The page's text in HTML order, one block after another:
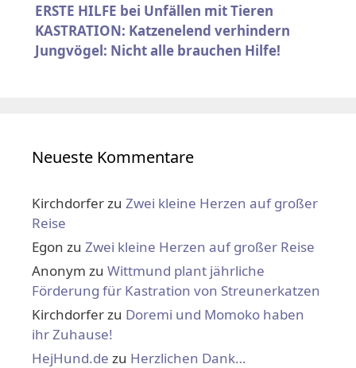
ERSTE HILFE bei Unfällen mit Tieren
KASTRATION: Katzenelend verhindern
Jungvögel: Nicht alle brauchen Hilfe!
Neueste Kommentare
Kirchdorfer zu Zwei kleine Herzen auf großer
Reise
Egon zu Zwei kleine Herzen auf großer Reise
Anonym zu Wittmund plant jährliche
Förderung für Kastration von Streunerkatzen
Kirchdorfer zu Doremi und Momoko haben
ihr Zuhause!
HejHund.de zu Herzlichen Dank…